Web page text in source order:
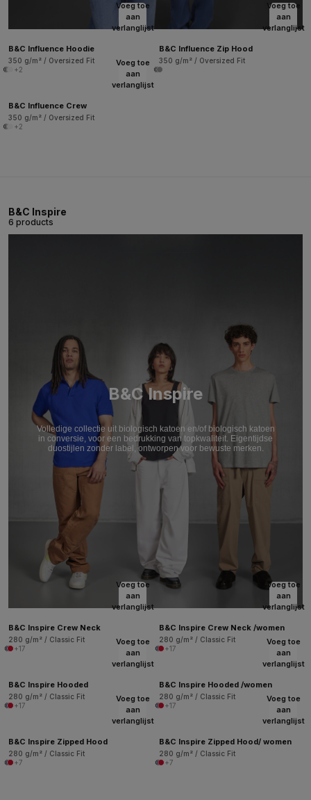
Voeg toe
aan
verlanglijst
B&C Influence Hoodie
350 g/m² / Oversized Fit
+2
Voeg toe
aan
verlanglijst
B&C Influence Zip Hood
350 g/m² / Oversized Fit
Voeg toe
aan
verlanglijst
B&C Influence Crew
350 g/m² / Oversized Fit
+2
B&C Inspire
6 products
B&C Inspire
Volledige collectie uit biologisch katoen en/of biologisch katoen
in conversie, voor een bedrukking van topkwaliteit. Eigentijdse
duostijlen zonder label, ontworpen voor bewuste merken.
Voeg toe
aan
verlanglijst
B&C Inspire Crew Neck
280 g/m² / Classic Fit
+17
Voeg toe
aan
verlanglijst
B&C Inspire Crew Neck /women
280 g/m² / Classic Fit
+17
Voeg toe
aan
verlanglijst
B&C Inspire Hooded
280 g/m² / Classic Fit
+17
Voeg toe
aan
verlanglijst
B&C Inspire Hooded /women
280 g/m² / Classic Fit
+17
Voeg toe
aan
verlanglijst
B&C Inspire Zipped Hood
280 g/m² / Classic Fit
+7
Voeg toe
aan
verlanglijst
B&C Inspire Zipped Hood/ women
280 g/m² / Classic Fit
+7